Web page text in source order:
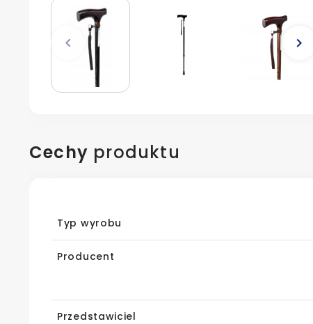
Poprzedni
keyboard_arrow_left keyboard_arrow_right
Cechy produktu
Typ wyrobu
Producent
Przedstawiciel